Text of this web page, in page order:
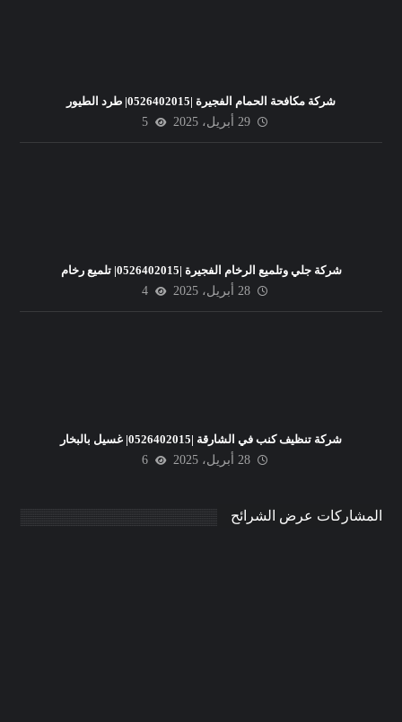
شركة مكافحة الحمام الفجيرة |0526402015| طرد الطيور
29 أبريل، 2025
5
شركة جلي وتلميع الرخام الفجيرة |0526402015| تلميع رخام
28 أبريل، 2025
4
شركة تنظيف كنب في الشارقة |0526402015| غسيل بالبخار
28 أبريل، 2025
6
المشاركات عرض الشرائح